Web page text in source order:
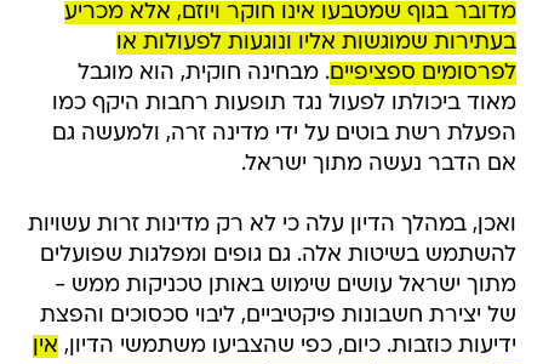
מדובר בגוף שמטבעו אינו חוקר ויוזם, אלא מכריע
בעתירות שמוגשות אליו ונוגעות לפעולות או
לפרסומים ספציפיים. מבחינה חוקית, הוא מוגבל
מאוד ביכולתו לפעול נגד תופעות רחבות היקף כמו
הפעלת רשת בוטים על ידי מדינה זרה, ולמעשה גם
אם הדבר נעשה מתוך ישראל.
ואכן, במהלך הדיון עלה כי לא רק מדינות זרות עשויות
להשתמש בשיטות אלה. גם גופים ומפלגות שפועלים
מתוך ישראל עושים שימוש באותן טכניקות ממש -
של יצירת חשבונות פיקטיביים, ליבוי סכסוכים והפצת
ידיעות כוזבות. כיום, כפי שהצביעו משתמשי הדיון, אין